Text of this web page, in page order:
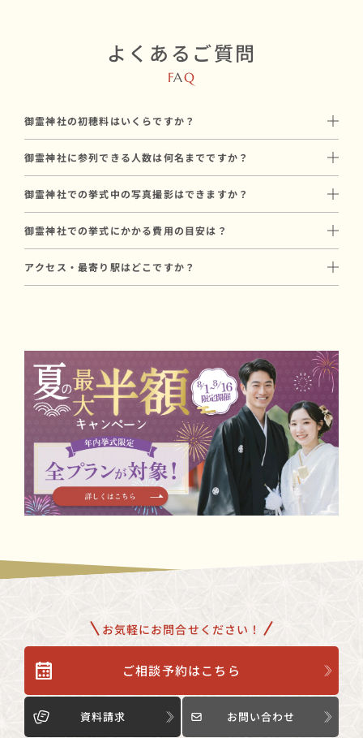
よくあるご質問
FAQ
御霊神社の初穂料はいくらですか？
神社に直接お納めいただく挙式のお礼で、和婚スタイルのプラン
料金とは別途必要です。
御霊神社に参列できる人数は何名までですか？
参列人数に合わせたプランや会場のご提案も可能ですので、お気
御霊神社での挙式中の写真撮影はできますか？
和婚スタイルでは和装に特化した経験豊富なカメラマンをご手配
御霊神社での挙式にかかる費用の目安は？
可能です。
アクセス・最寄り駅はどこですか？
お気軽にお問合せください！
ご相談予約はこちら
資料請求 お問い合わせ